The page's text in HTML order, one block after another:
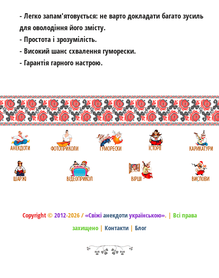
- Легко запам'ятовується: не варто докладати багато зусиль
для оволодіння його змісту.
- Простота і зрозумілість.
- Високий шанс схвалення гуморески.
- Гарантія гарного настрою.
Copyright© 2012-2026 /«Свіжіанекдотиукраїнською». | Всі права
захищено | Контакти | Блог